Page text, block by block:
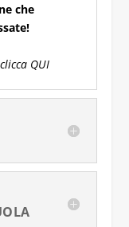
che
QUI